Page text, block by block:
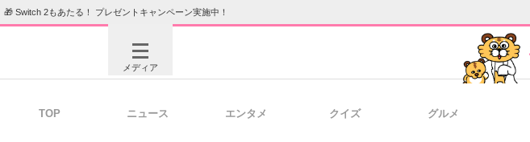
🎁 Switch 2もあたる！ プレゼントキャンペーン実施中！
メディア
TOP ニュース エンタメ クイズ グルメ